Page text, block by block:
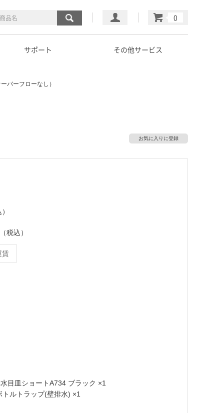
マイページ
カート
サポート その他サービス
バーフローなし）
お気に入りに登録
税込）
賃
目皿ショートA734 ブラック ×1
トルトラップ(壁排水) ×1